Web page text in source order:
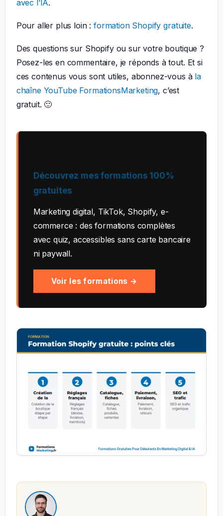
avec l’IA.
Pour aller plus loin :formation Shopify gratuite.
Des questions sur Shopify ou sur votre boutique ?
Posez-les en commentaire, je réponds à tout. Et si
ces contenus vous sont utiles, abonnez-vous à la
chaîne YouTube FormationsMarketing, c’est
gratuit. 🙂
Découvrez mes formations 100%
gratuites
Marketing digital, TikTok, Shopify, e-
commerce : des formations complètes
avec quiz, accessibles sans carte bancaire
ni paywall.
Voir les formations →